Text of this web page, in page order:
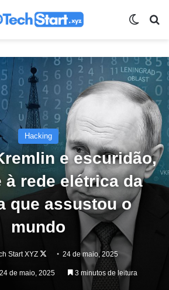
Hacking
e escuridão,
à rede elétrica da
que assustou o
mundo
Start XYZ
Follow24 de maio, 2025
de maio, 2025 3 minutos de leitura